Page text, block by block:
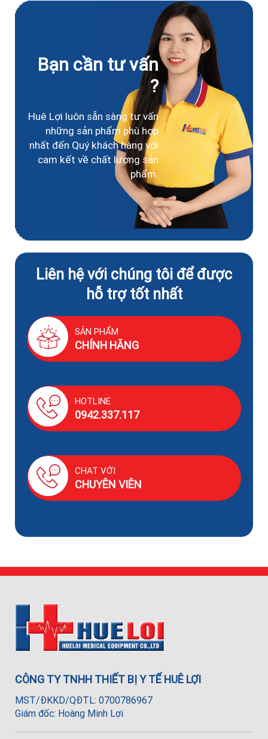
Bạn cần tư vấn
?
Huê Lợi luôn sẵn sàng tư vấn
những sản phẩm phù hợp
nhất đến Quý khách hàng với
cam kết về chất lượng sản
phẩm.
Liên hệ với chúng tôi để được
hỗ trợ tốt nhất
SẢN PHẨM
CHÍNH HÃNG
HOTLINE
0942.337.117
CHAT VỚI
CHUYÊN VIÊN
CÔNG TY TNHH THIẾT BỊ Y TẾ HUÊ LỢI
MST/ĐKKD/QĐTL: 0700786967
Giám đốc: Hoàng Minh Lợi